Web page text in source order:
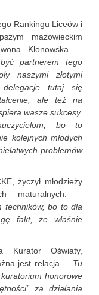
Rankingu Liceów i
mazowieckim
Klonowska. –
partnerem tego
naszymi złotymi
delegacje tutaj się
ale też na
wasze sukcesy.
bo to
kolejnych młodych
problemów
życzył młodzieży
maturalnych. –
techników, bo to dla
fakt, że właśnie
Kurator Oświaty,
jest relacja. – Tu
honorowe
za działania